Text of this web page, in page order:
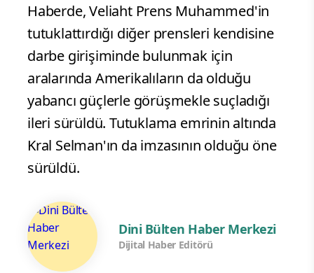
Haberde, Veliaht Prens Muhammed'in
tutuklattırdığı diğer prensleri kendisine
darbe girişiminde bulunmak için
aralarında Amerikalıların da olduğu
yabancı güçlerle görüşmekle suçladığı
ileri sürüldü. Tutuklama emrinin altında
Kral Selman'ın da imzasının olduğu öne
sürüldü.
Dini Bülten Haber Merkezi
Dijital Haber Editörü